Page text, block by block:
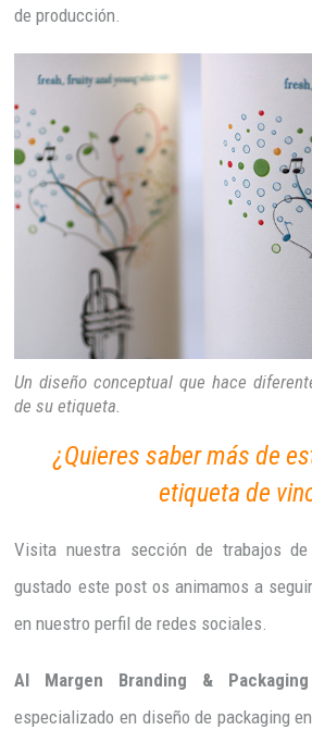
de producción.
Un diseño conceptual que hace
de su etiqueta.
¿Quieres saber más de
etiqueta de
Visita nuestra sección de trabajos de
gustado este post os animamos a
en nuestro perfil de redes sociales.
Al Margen Branding & Packaging
especializado en diseño de packaging